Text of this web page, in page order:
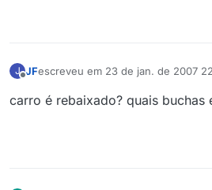
J JFescreveu em 23 de jan. de 2007
última edição por
carro é rebaixado? quais buchas